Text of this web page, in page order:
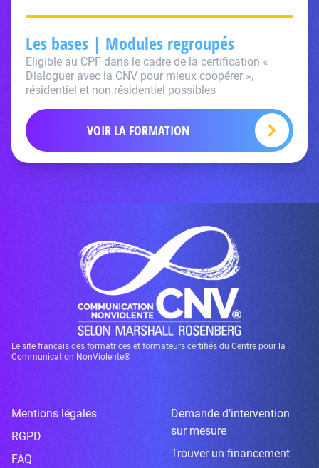
Les bases | Modules regroupés
Eligible au CPF dans le cadre de la certification «
Dialoguer avec la CNV pour mieux coopérer »,
résidentiel et non résidentiel possibles
VOIR LA FORMATION
Le site français des formatrices et formateurs certifiés du Centre pour la
Communication NonViolente®
Mentions légales
RGPD
FAQ
Demande d’intervention
sur mesure
Trouver un financement